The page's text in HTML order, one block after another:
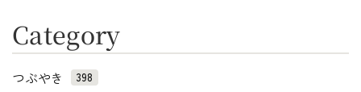
Category
つぶやき 398